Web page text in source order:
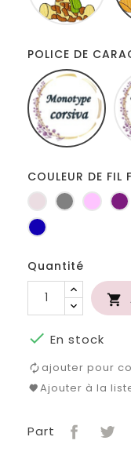
POLICE DE
COULEUR DE
FicelleGris
foncé
Rose
Bleu
Quantité

 En stock
ajouter pour
Ajouter à la
Part